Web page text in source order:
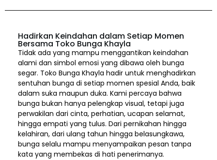
Hadirkan Keindahan dalam Setiap Momen
Bersama Toko Bunga Khayla
Tidak ada yang mampu menggantikan keindahan
alami dan simbol emosi yang dibawa oleh bunga
segar. Toko Bunga Khayla hadir untuk menghadirkan
sentuhan bunga di setiap momen spesial Anda, baik
dalam suka maupun duka. Kami percaya bahwa
bunga bukan hanya pelengkap visual, tetapi juga
perwakilan dari cinta, perhatian, ucapan selamat,
hingga empati yang tulus. Dari pernikahan hingga
kelahiran, dari ulang tahun hingga belasungkawa,
bunga selalu mampu menyampaikan pesan tanpa
kata yang membekas di hati penerimanya.